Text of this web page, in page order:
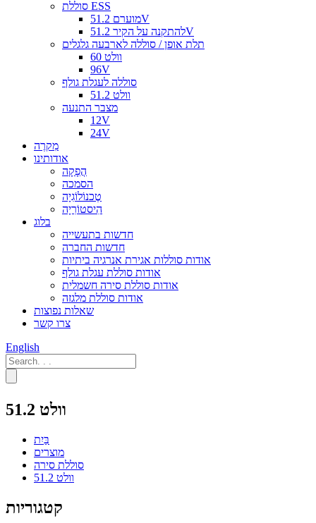
סוללת ESS
מוערם 51.2V
להתקנה על הקיר 51.2V
תלת אופן / סוללה לארבעה גלגלים
60 וולט
96V
סוללה לעגלת גולף
51.2 וולט
מצבר התנעה
12V
24V
מִקרֶה
אודותינו
הֲפָקָה
הסמכה
טֶכנוֹלוֹגִיָה
הִיסטוֹרִיָה
בלוג
חדשות בתעשייה
חדשות החברה
אודות סוללות אגירת אנרגיה ביתיות
אודות סוללת עגלת גולף
אודות סוללת סירה חשמלית
אודות סוללת מלגזה
שאלות נפוצות
צרו קשר
English
51.2 וולט
בַּיִת
מוצרים
סוללת סירה
51.2 וולט
קטגוריות